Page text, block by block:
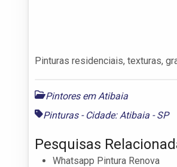
Pinturas residenciais, texturas,
Pintores em Atibaia
Pinturas - Cidade: Atibaia - SP
Pesquisas
Whatsapp Pintura Renova